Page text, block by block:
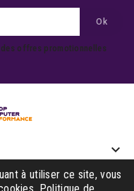
offres promotionnelles
keyboard_arrow_down

à utiliser ce site, vous